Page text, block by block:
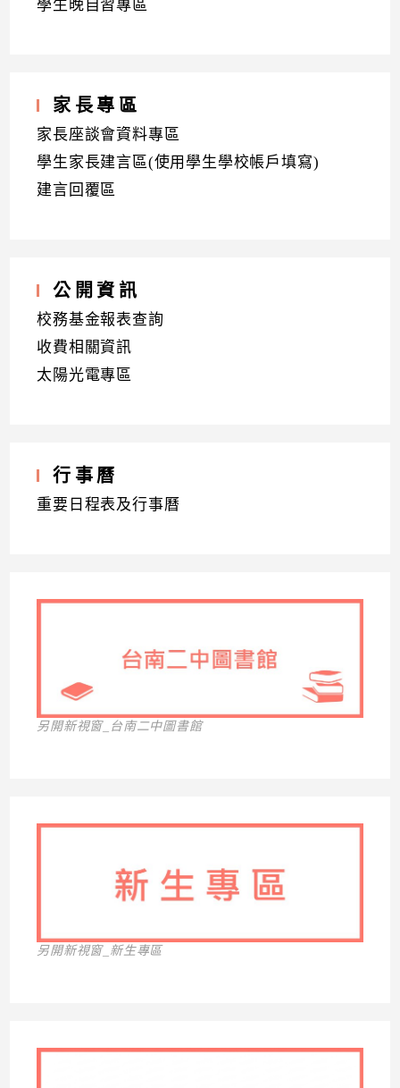
學生晚自習專區
家長專區
家長座談會資料專區
學生家長建言區(使用學生學校帳戶填寫)
建言回覆區
公開資訊
校務基金報表查詢
收費相關資訊
太陽光電專區
行事曆
重要日程表及行事曆
另開新視窗_台南二中圖書館
另開新視窗_新生專區